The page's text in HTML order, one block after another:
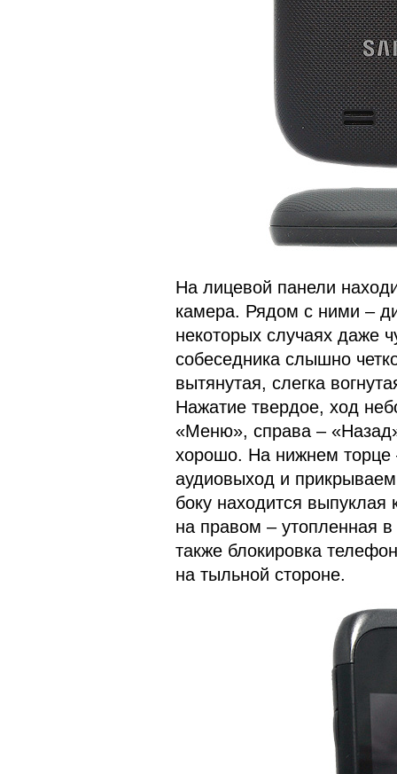
На лицевой панели
камера. Рядом с ними –
некоторых случаях даже
собеседника слышно
вытянутая, слегка
Нажатие твердое, ход
«Меню», справа –
хорошо. На нижнем
аудиовыход и
боку находится выпуклая
на правом – утопленная
также блокировка
на тыльной стороне.